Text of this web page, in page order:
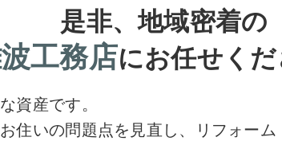
是非、地域密着の
工務店にお任せくだ
資産です。
住いの問題点を見直し、リフォー